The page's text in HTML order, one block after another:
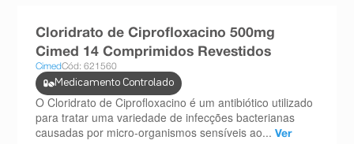
Cloridrato de Ciprofloxacino 500mg
Cimed 14 Comprimidos Revestidos
CimedCód: 621560
Medicamento Controlado
O Cloridrato de Ciprofloxacino é um antibiótico utilizado
para tratar uma variedade de infecções bacterianas
causadas por micro-organismos sensíveis ao... Ver
absorvente
10ºshampoo